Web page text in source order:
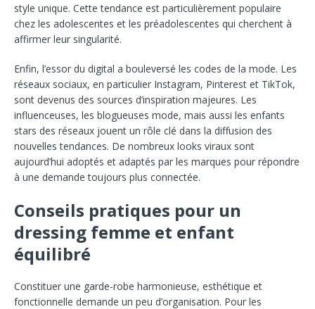
style unique. Cette tendance est particulièrement populaire
chez les adolescentes et les préadolescentes qui cherchent à
affirmer leur singularité.
Enfin, l’essor du digital a bouleversé les codes de la mode. Les
réseaux sociaux, en particulier Instagram, Pinterest et TikTok,
sont devenus des sources d’inspiration majeures. Les
influenceuses, les blogueuses mode, mais aussi les enfants
stars des réseaux jouent un rôle clé dans la diffusion des
nouvelles tendances. De nombreux looks viraux sont
aujourd’hui adoptés et adaptés par les marques pour répondre
à une demande toujours plus connectée.
Conseils pratiques pour un
dressing femme et enfant
équilibré
Constituer une garde-robe harmonieuse, esthétique et
fonctionnelle demande un peu d’organisation. Pour les